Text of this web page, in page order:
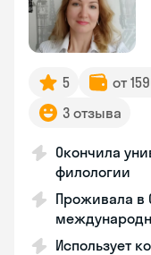
5 от
3 отзыва
Окончила
филологии
Проживала в
Использует